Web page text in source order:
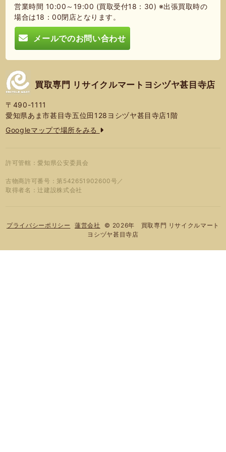
営業時間 10:00～19:00 (買取受付18：30) ※出張買取時の
場合は18：00閉店となります。
メールでのお問い合わせ
買取専門 リサイクルマートヨシヅヤ甚目寺店
〒490-1111
愛知県あま市甚目寺五位田128ヨシヅヤ甚目寺店1階
Googleマップで場所をみる
許可管轄：愛知県公安委員会
古物商許可番号：第542651902600号／
取得者名：辻建設株式会社
プライバシーポリシー 蓮営会社
© 2026年 買取専門 リサイクルマート
ヨシヅヤ甚目寺店